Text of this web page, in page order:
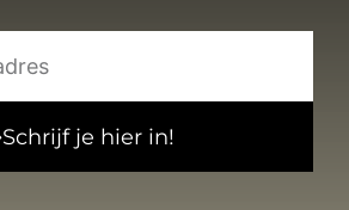
Schrijf je hier in!